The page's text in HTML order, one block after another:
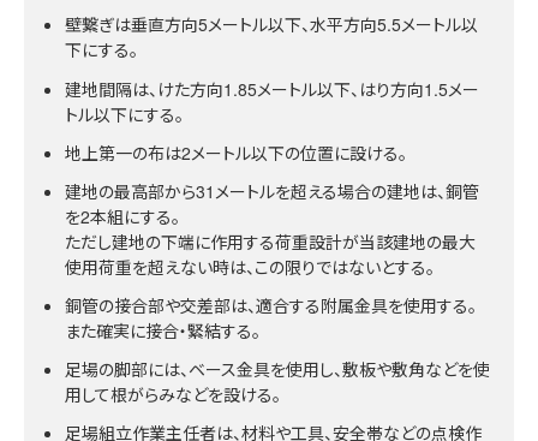
壁繋ぎは垂直方向5メートル以下、水平方向5.5メートル以
下にする。
建地間隔は、けた方向1.85メートル以下、はり方向1.5メー
トル以下にする。
地上第一の布は2メートル以下の位置に設ける。
建地の最高部から31メートルを超える場合の建地は、銅管
を2本組にする。
ただし建地の下端に作用する荷重設計が当該建地の最大
使用荷重を超えない時は、この限りではないとする。
銅管の接合部や交差部は、適合する附属金具を使用する。
また確実に接合・緊結する。
足場の脚部には、ベース金具を使用し、敷板や敷角などを使
用して根がらみなどを設ける。
足場組立作業主任者は、材料や工具、安全帯などの点検作